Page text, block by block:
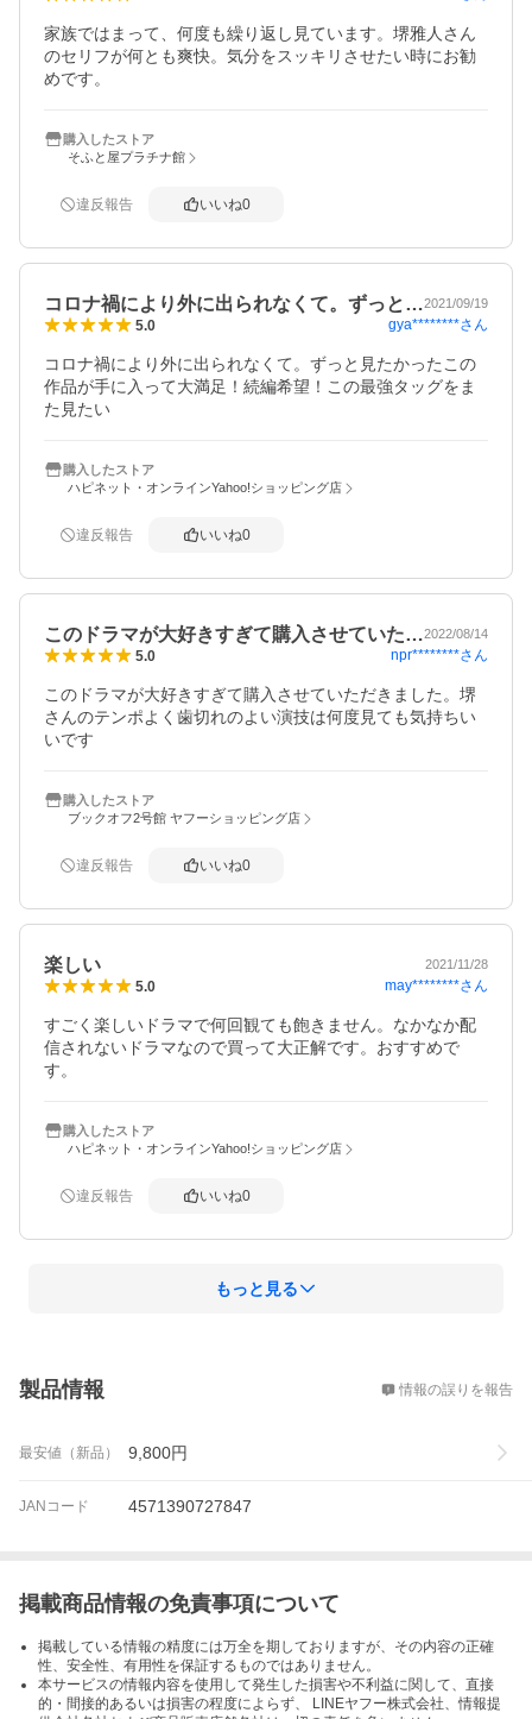
家族ではまって、何度も繰り返し見ています。堺雅人さん
のセリフが何とも爽快。気分をスッキリさせたい時にお勧
めです。
購入したストア
そふと屋プラチナ館
違反報告 いいね0
コロナ禍により外に出られなくて。ずっと…2021/09/19
5.0 gya********さん
コロナ禍により外に出られなくて。ずっと見たかったこの
作品が手に入って大満足！続編希望！この最強タッグをま
た見たい
購入したストア
ハピネット・オンラインYahoo!ショッピング店
違反報告 いいね0
このドラマが大好きすぎて購入させていた…2022/08/14
5.0 npr********さん
このドラマが大好きすぎて購入させていただきました。堺
さんのテンポよく歯切れのよい演技は何度見ても気持ちい
いです
購入したストア
ブックオフ2号館 ヤフーショッピング店
違反報告 いいね0
楽しい 2021/11/28
5.0 may********さん
すごく楽しいドラマで何回観ても飽きません。なかなか配
信されないドラマなので買って大正解です。おすすめで
す。
購入したストア
ハピネット・オンラインYahoo!ショッピング店
違反報告 いいね0
もっと見る
製品情報 情報の誤りを報告
最安値（新品） 9,800円
JANコード 4571390727847
掲載商品情報の免責事項について
掲載している情報の精度には万全を期しておりますが、その内容の正確
性、安全性、有用性を保証するものではありません。
本サービスの情報内容を使用して発生した損害や不利益に関して、直接
的・間接的あるいは損害の程度によらず、 LINEヤフー株式会社、情報提